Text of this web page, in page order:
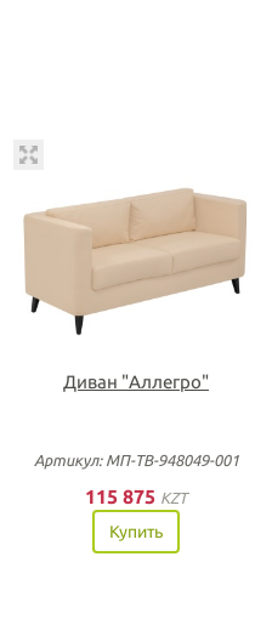
Диван "Аллегро"
Артикул: МП-ТВ-948049-001
115 875 KZT
Купить